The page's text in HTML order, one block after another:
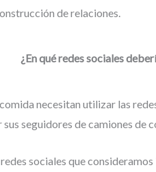
de relaciones.
¿En qué redes sociales
necesitan utilizar las
sus seguidores de camiones de
sociales que